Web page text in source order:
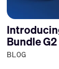
Bundle G2
BLOG